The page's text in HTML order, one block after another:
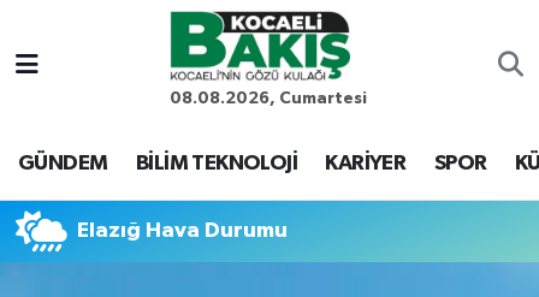
08.08.2026, Cumartesi
GÜNDEM BİLİM TEKNOLOJİ KARİYER SPOR
Elazığ Hava Durumu
Kocaeli Nöbetçi Eczaneler
Kocaeli Hava Durumu